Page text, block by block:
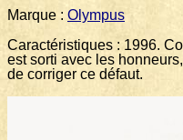
Marque : Olympus
Caractéristiques : 1996.
est sorti avec les
de corriger ce défaut.